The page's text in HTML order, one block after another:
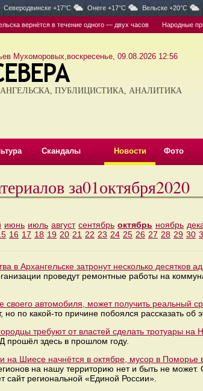
Северодвинске +17°C Онеге +17°C Вельске +20°C
вернётся в течение одного — двух часов Народные
Мухоморовых,воскресенье, 09.08.2026 12:56
ПУБЛИЦИСТИКА, АНАЛИТИКА
Скандалы Новости Фото
за01октября2020
июнь июль август сентябрь октябрь ноябрь
16 17 18 19 20 21 22 23 24 25 26 27 28 29 30
в Архангельске затронут несколько десятков
проведут ремонтные работы на
своего автомобиля, может получить реальный
по какой-то причине побоялся рассказать
требуют от властей сделать тротуары на
прошёл здесь в прошлом году.
на Шиесе начнётся в октябре, мусор в Поморье
на нашу территорию нет и быть не
сайт региональной «Единой России».